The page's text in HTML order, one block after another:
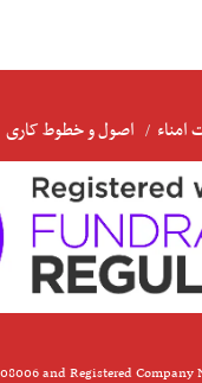
امناء اصول و خطوط کاری
and Registered Company